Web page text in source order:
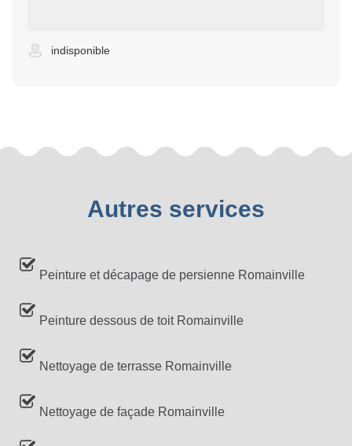
indisponible
Autres services
Peinture et décapage de persienne Romainville
Peinture dessous de toit Romainville
Nettoyage de terrasse Romainville
Nettoyage de façade Romainville